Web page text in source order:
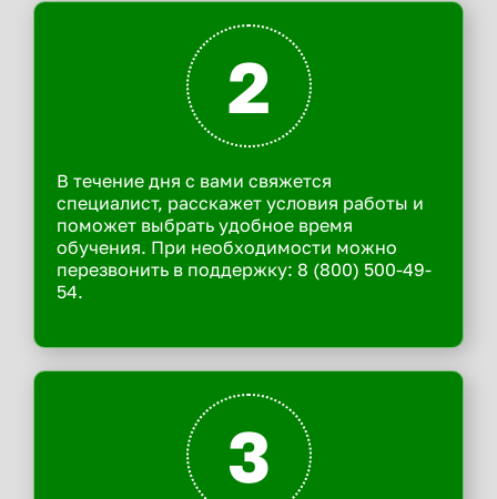
2
В течение дня с вами свяжется
специалист, расскажет условия работы и
поможет выбрать удобное время
обучения. При необходимости можно
перезвонить в поддержку: 8 (800) 500-49-
54.
3